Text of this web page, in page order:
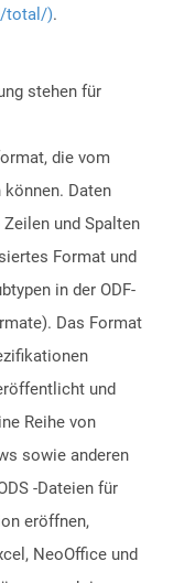
total/).
stehen für
die vom
können. Daten
und Spalten
Format und
in der ODF-
Das Format
und
Reihe von
sowie anderen
-Dateien für
eröffnen,
NeoOffice und